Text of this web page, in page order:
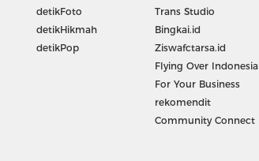
detikFoto
detikHikmah
detikPop
Trans Studio
Bingkai.id
Ziswafctarsa.id
Flying Over Indonesia
For Your Business
rekomendit
Community Connect